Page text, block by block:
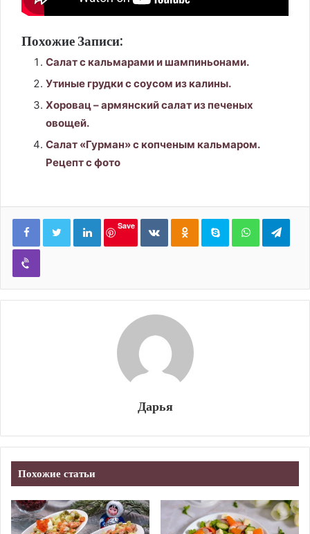
Похожие Записи:
Салат с кальмарами и шампиньонами.
Утиные грудки с соусом из калины.
Хоровац – армянский салат из печеных
овощей.
Салат «Гурман» с копченым кальмаром.
Рецепт с фото
LinkedIn
Save
ВконтактеОдноклассники
Skype WhatsApp
Viber
Дарья
Похожие статьи